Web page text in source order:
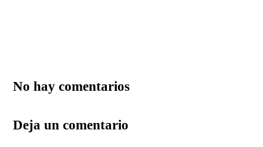
No hay comentarios
Deja un comentario